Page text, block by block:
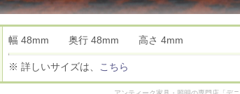
幅 48mm 奥行 48mm 高さ 4mm
※ 詳しいサイズは、 こちら